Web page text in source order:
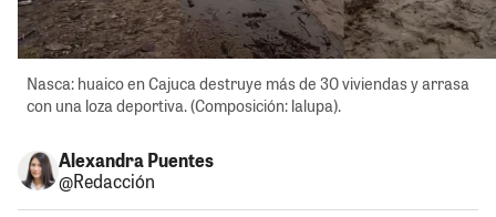
Nasca: huaico en Cajuca destruye más de 30 viviendas y arrasa
con una loza deportiva. (Composición: lalupa).
Alexandra Puentes
@Redacción